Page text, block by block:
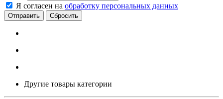
Я согласен на обработку персональных данных
Сбросить
Другие товары категории